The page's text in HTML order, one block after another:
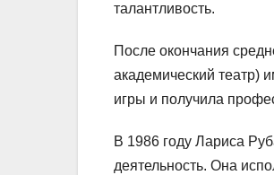
талантливость.
После окончания
академический театр)
игры и получила
В 1986 году Лариса
деятельность. Она